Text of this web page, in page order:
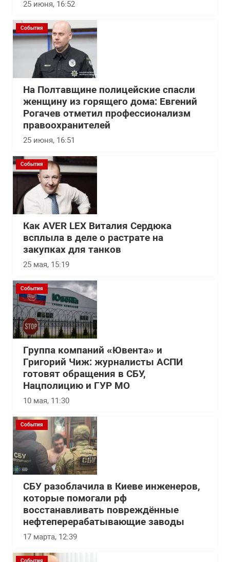
25 июня, 16:52
События
На Полтавщине полицейские спасли
женщину из горящего дома: Евгений
Рогачев отметил профессионализм
правоохранителей
25 июня, 16:51
События
Как AVER LEX Виталия Сердюка
всплыла в деле о растрате на
закупках для танков
25 мая, 15:19
События
Группа компаний «Ювента» и
Григорий Чиж: журналисты АСПИ
готовят обращения в СБУ,
Нацполицию и ГУР МО
10 мая, 11:30
События
СБУ разоблачила в Киеве инженеров,
которые помогали рф
восстанавливать повреждённые
нефтеперерабатывающие заводы
17 марта, 12:39
События